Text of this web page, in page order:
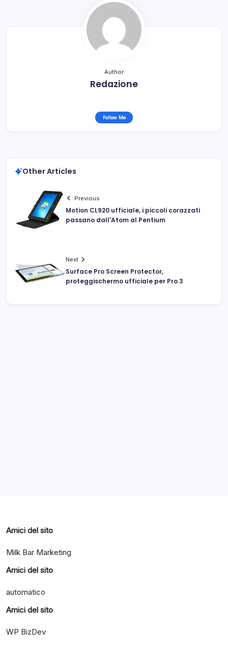
Author
Redazione
Follow Me
Other Articles
Previous
Motion CL920 ufficiale, i piccoli corazzati
passano dall'Atom al Pentium
Next
Surface Pro Screen Protector,
proteggischermo ufficiale per Pro 3
Amici del sito
Milk Bar Marketing
Amici del sito
automatico
Amici del sito
WP BizDev